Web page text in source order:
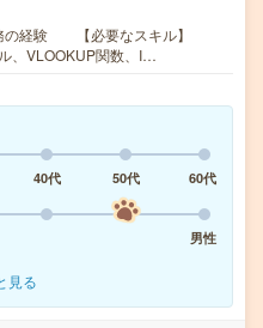
の経験 【必要なスキル】
、VLOOKUP関数、I…
40代 50代
60代
男性
見る